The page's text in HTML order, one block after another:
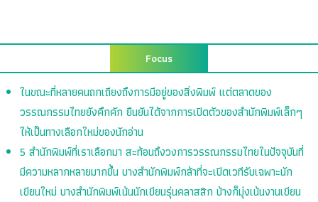
Focus
ในขณะที่หลายคนถกเถียงถึงการมีอยู่ของสิ่งพิมพ์ แต่ตลาดของ
วรรณกรรมไทยยังคึกคัก ยืนยันได้จากการเปิดตัวของสำนักพิมพ์เล็กๆ
ให้เป็นทางเลือกใหม่ของนักอ่าน
5 สำนักพิมพ์ที่เราเลือกมา สะท้อนถึงวงการวรรณกรรมไทยในปัจจุบันที่
มีความหลากหลายมากขึ้น บางสำนักพิมพ์กล้าที่จะเปิดเวทีรับเฉพาะนัก
เขียนใหม่ บางสำนักพิมพ์เน้นนักเขียนรุ่นคลาสสิก บ้างก็มุ่งเน้นงานเขียน